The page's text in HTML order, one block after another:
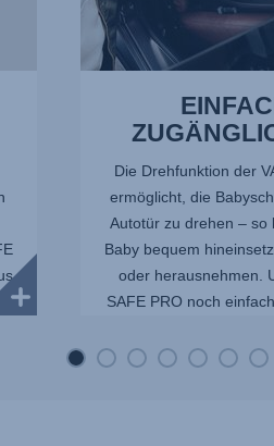
Die Drehfunktion der
ermöglicht, die
Autotür zu drehen – so
Baby bequem
oder herausnehmen.
SAFE PRO noch